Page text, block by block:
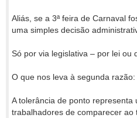
Aliás, se a 3ª feira de Carnaval
uma simples decisão
Só por via legislativa – por lei ou
O que nos leva à segunda
A tolerância de ponto
trabalhadores de comparecer ao